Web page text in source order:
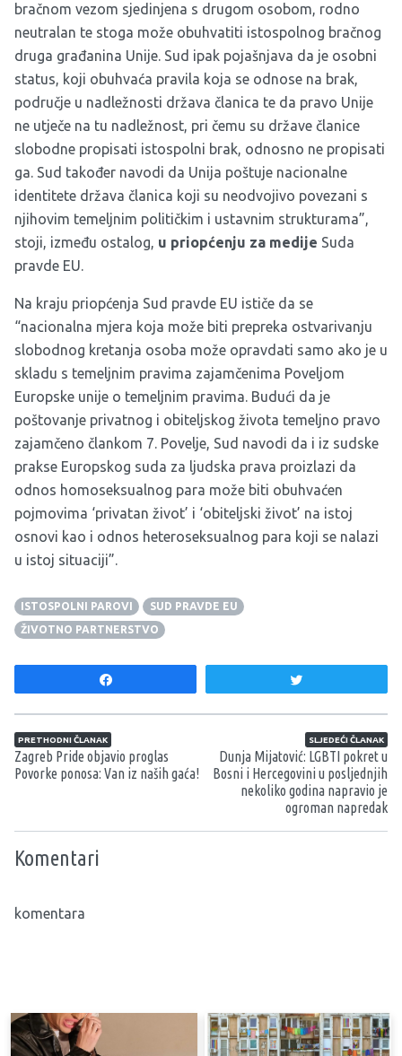
bračnom vezom sjedinjena s drugom osobom, rodno
neutralan te stoga može obuhvatiti istospolnog bračnog
druga građanina Unije. Sud ipak pojašnjava da je osobni
status, koji obuhvaća pravila koja se odnose na brak,
područje u nadležnosti država članica te da pravo Unije
ne utječe na tu nadležnost, pri čemu su države članice
slobodne propisati istospolni brak, odnosno ne propisati
ga. Sud također navodi da Unija poštuje nacionalne
identitete država članica koji su neodvojivo povezani s
njihovim temeljnim političkim i ustavnim strukturama”,
stoji, između ostalog, u priopćenju za medije Suda
pravde EU.
Na kraju priopćenja Sud pravde EU ističe da se
“nacionalna mjera koja može biti prepreka ostvarivanju
slobodnog kretanja osoba može opravdati samo ako je u
skladu s temeljnim pravima zajamčenima Poveljom
Europske unije o temeljnim pravima. Budući da je
poštovanje privatnog i obiteljskog života temeljno pravo
zajamčeno člankom 7. Povelje, Sud navodi da i iz sudske
prakse Europskog suda za ljudska prava proizlazi da
odnos homoseksualnog para može biti obuhvaćen
pojmovima ‘privatan život’ i ‘obiteljski život’ na istoj
osnovi kao i odnos heteroseksualnog para koji se nalazi
u istoj situaciji”.
ISTOSPOLNI PAROVI
SUD PRAVDE EU
ŽIVOTNO PARTNERSTVO
Navigacija članaka
PRETHODNI ČLANAK
Zagreb Pride objavio proglas
Povorke ponosa: Van iz naših gaća!
SLJEDEĆI ČLANAK
Dunja Mijatović: LGBTI pokret u
Bosni i Hercegovini u posljednjih
nekoliko godina napravio je
ogroman napredak
Komentari
komentara